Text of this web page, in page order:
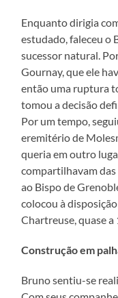
Enquanto dirigia
estudado, faleceu o
sucessor natural.
Gournay, que ele
então uma ruptura
tomou a decisão
Por um tempo,
eremitério de
queria em outro
compartilhavam das
ao Bispo de
colocou à
Chartreuse, quase
Construção em
Bruno sentiu-se